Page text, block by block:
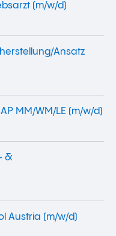
(m/w/d)
Ansatz
MM/WM/LE (m/w/d)
&
Austria (m/w/d)